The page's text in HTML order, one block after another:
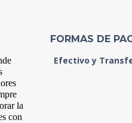
la
con
FORMAS DE
Efectivo y